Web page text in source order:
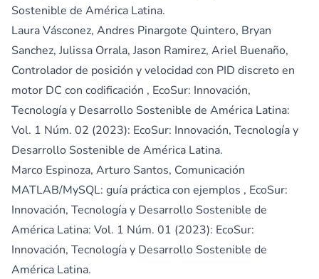
Sostenible de América Latina.
Laura Vásconez, Andres Pinargote Quintero, Bryan
Sanchez, Julissa Orrala, Jason Ramirez, Ariel Buenaño,
Controlador de posición y velocidad con PID discreto en
motor DC con codificación , EcoSur: Innovación,
Tecnología y Desarrollo Sostenible de América Latina:
Vol. 1 Núm. 02 (2023): EcoSur: Innovación, Tecnología y
Desarrollo Sostenible de América Latina.
Marco Espinoza, Arturo Santos, Comunicación
MATLAB/MySQL: guía práctica con ejemplos , EcoSur:
Innovación, Tecnología y Desarrollo Sostenible de
América Latina: Vol. 1 Núm. 01 (2023): EcoSur:
Innovación, Tecnología y Desarrollo Sostenible de
América Latina.